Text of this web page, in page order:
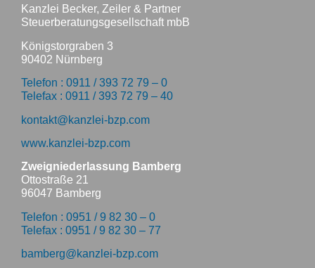
Kanzlei Becker, Zeiler & Partner
Steuerberatungsgesellschaft mbB
Königstorgraben 3
90402 Nürnberg
Telefon : 0911 / 393 72 79 – 0
Telefax : 0911 / 393 72 79 – 40
kontakt@kanzlei-bzp.com
www.kanzlei-bzp.com
Zweigniederlassung Bamberg
Ottostraße 21
96047 Bamberg
Telefon : 0951 / 9 82 30 – 0
Telefax : 0951 / 9 82 30 – 77
bamberg@kanzlei-bzp.com